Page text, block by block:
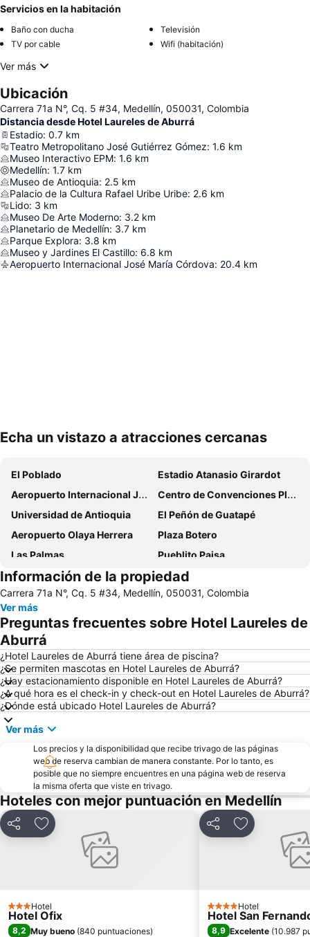
Servicios en la habitación
Baño con ducha
Televisión
TV por cable
Wifi (habitación)
Ver más
Ubicación
Carrera 71a N°, Cq. 5 #34, Medellín, 050031, Colombia
Distancia desde Hotel Laureles de Aburrá
Estadio: 0.7 km
Teatro Metropolitano José Gutiérrez Gómez: 1.6 km
Museo Interactivo EPM: 1.6 km
Medellín: 1.7 km
Museo de Antioquia: 2.5 km
Palacio de la Cultura Rafael Uribe Uribe: 2.6 km
Lido: 3 km
Museo De Arte Moderno: 3.2 km
Planetario de Medellín: 3.7 km
Parque Explora: 3.8 km
Museo y Jardines El Castillo: 6.8 km
Aeropuerto Internacional José María Córdova: 20.4 km
Echa un vistazo a atracciones cercanas
El Poblado
Estadio Atanasio Girardot
Aeropuerto Internacional José María Córdova
Centro de Convenciones Plaza Mayor
Universidad de Antioquia
El Peñón de Guatapé
Aeropuerto Olaya Herrera
Plaza Botero
Las Palmas
Pueblito Paisa
Parque Comercial El Tesoro
Centro Comercial Oviedo
Parque Lleras
Comfama Rionegro - Pueblo Tutucán
Feria de las Flores
Parque Explora
Jardín Botánico Joaquín Antonio Uribe
Parque de los Pies Descalzos
Parque de los Deseos
El Prado
Valle de Llanogrande
La Avanzada
Parque San Antonio
Parque el Berrío
Cerro Nutibara
Popular
Parque Zoológico Santa Fe
Edificio Coltejer
Parque Arvi
Medellin Christmas Lighting
La Torre
Plaza de Cisneros
Calle Carabobo
Planetario de Medellín
Granizal
Villa Guadalupe
Información de la propiedad
Carrera 71a N°, Cq. 5 #34, Medellín, 050031, Colombia
Ver más
Preguntas frecuentes sobre Hotel Laureles de
Aburrá
¿Hotel Laureles de Aburrá tiene área de piscina?
¿Se permiten mascotas en Hotel Laureles de Aburrá?
¿Hay estacionamiento disponible en Hotel Laureles de Aburrá?
¿A qué hora es el check-in y check-out en Hotel Laureles de Aburrá?
¿Dónde está ubicado Hotel Laureles de Aburrá?
Ver más
Los precios y la disponibilidad que recibe trivago de las páginas
web de reserva cambian de manera constante. Por lo tanto, es
posible que no siempre encuentres en una página web de reserva
la misma oferta que viste en trivago.
Hoteles con mejor puntuación en Medellín
CompartirAgregar a favoritos
3 Estrellas
Hotel
Hotel Ofix
8,2 Muy bueno (840 puntuaciones)
CompartirAgregar a
4 Estrellas
Hotel
Hotel San
8,9 Excelente (10.987